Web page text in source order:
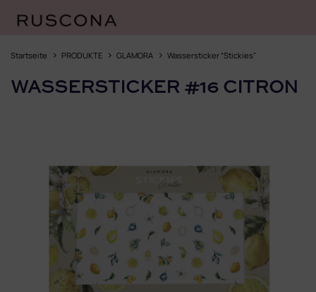
InhaltStartseite PRODUKTE GLAMORA Wassersticker “Stickies”
WASSERSTICKER #16 CITRON